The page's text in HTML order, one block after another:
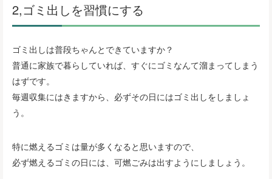
2,ゴミ出しを習慣にする
ゴミ出しは普段ちゃんとできていますか？
普通に家族で暮らしていれば、すぐにゴミなんて溜まってしまう
はずです。
毎週収集にはきますから、必ずその日にはゴミ出しをしましょ
う。
特に燃えるゴミは量が多くなると思いますので、
必ず燃えるゴミの日には、可燃ごみは出すようにしましょう。